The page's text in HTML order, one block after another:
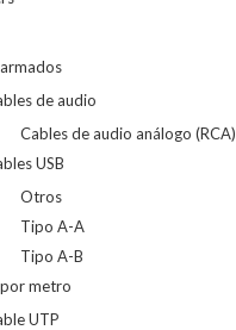
de audio
Cables de audio análogo (RCA)
USB
Otros
Tipo A-A
Tipo A-B
metro
UTP